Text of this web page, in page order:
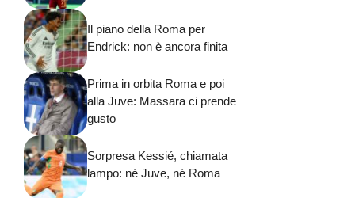
Il piano della Roma per
Endrick: non è ancora finita
Prima in orbita Roma e poi
alla Juve: Massara ci prende
gusto
Sorpresa Kessié, chiamata
lampo: né Juve, né Roma